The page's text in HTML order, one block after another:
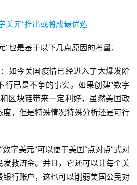
”也是基于以下几点原因的考量：
如今美国疫情已经进入了大爆发阶
行已是不争的事实。如果创建“数字
区块链带来一定利好，虽然美国政
度，但是特殊情况特殊分析还是可行
字美元”可以便于美国“点对点”式对
救济金。并且，它还可以让每个美
银行账户，这也可以削弱美国公民对